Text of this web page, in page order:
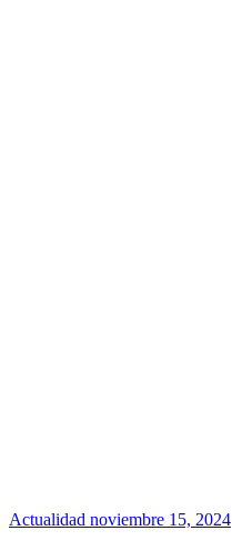
Actualidad noviembre 15, 2024